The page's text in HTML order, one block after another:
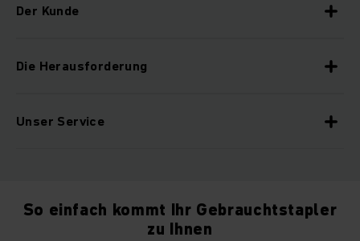
Der Kunde
Die Herausforderung
Unser Service
So einfach kommt Ihr Gebrauchtstapler
zu Ihnen